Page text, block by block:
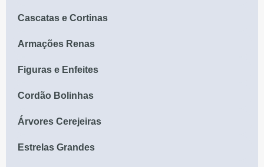
Cascatas e Cortinas
Armações Renas
Figuras e Enfeites
Cordão Bolinhas
Árvores Cerejeiras
Estrelas Grandes